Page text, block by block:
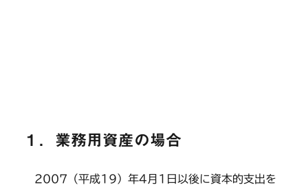
１．業務用資産の場合
2007（平成19）年4月1日以後に資本的支出を